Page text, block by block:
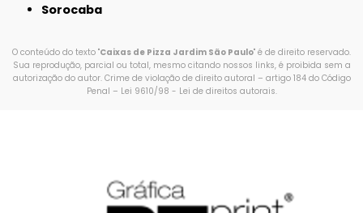
Sorocaba
O conteúdo do texto "Caixas de Pizza Jardim São Paulo" é de direito reservado.
Sua reprodução, parcial ou total, mesmo citando nossos links, é proibida sem a
autorização do autor. Crime de violação de direito autoral – artigo 184 do Código
Penal – Lei 9610/98 - Lei de direitos autorais.